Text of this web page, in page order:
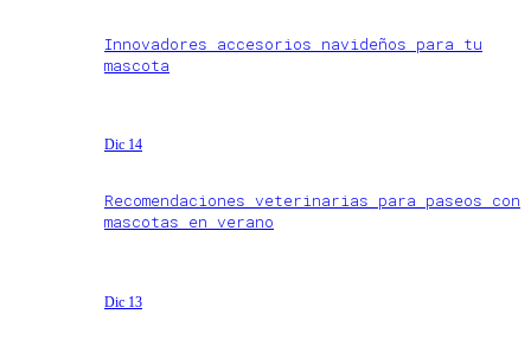
Innovadores accesorios navideños para tu
mascota
Dic 14
Recomendaciones veterinarias para paseos con
mascotas en verano
Dic 13